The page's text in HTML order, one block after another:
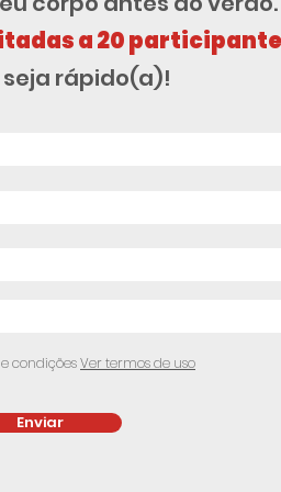
a 20
rápido(a)!
condiçõesVer termos de uso
Enviar